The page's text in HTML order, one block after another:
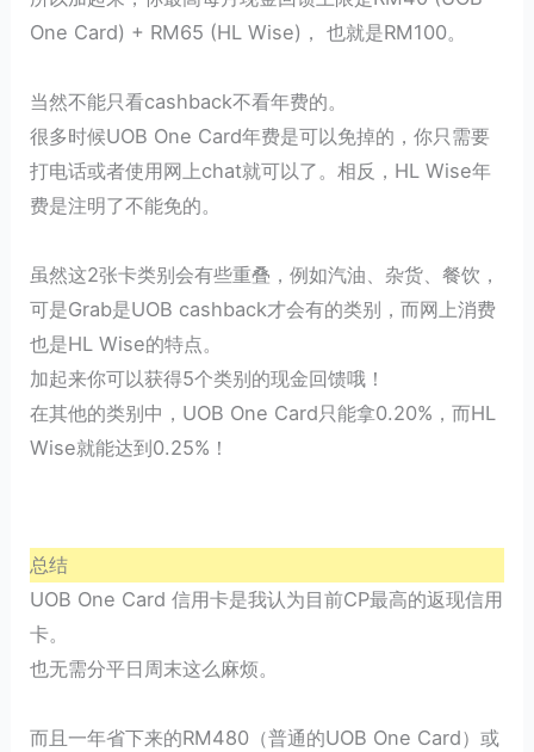
One Card) + RM65 (HL Wise)， 也就是RM100。
当然不能只看cashback不看年费的。
很多时候UOB One Card年费是可以免掉的，你只需要
打电话或者使用网上chat就可以了。相反，HL Wise年
费是注明了不能免的。
虽然这2张卡类别会有些重叠，例如汽油、杂货、餐饮，
可是Grab是UOB cashback才会有的类别，而网上消费
也是HL Wise的特点。
加起来你可以获得5个类别的现金回馈哦！
在其他的类别中，UOB One Card只能拿0.20%，而HL
Wise就能达到0.25%！
总结
UOB One Card 信用卡是我认为目前CP最高的返现信用
卡。
也无需分平日周末这么麻烦。
而且一年省下来的RM480（普通的UOB One Card）或